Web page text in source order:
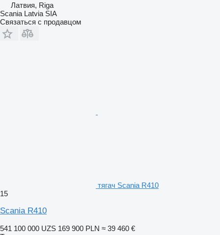
Латвия, Riga
Scania Latvia SIA
Связаться с продавцом
тягач Scania R410
15
Scania R410
541 100 000 UZS 169 900 PLN ≈ 39 460 €